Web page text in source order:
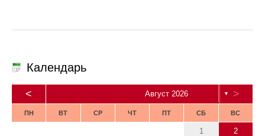
Календарь
< Август 2026 ▼ >
ПН ВТ СР ЧТ ПТ СБ ВС
1 2